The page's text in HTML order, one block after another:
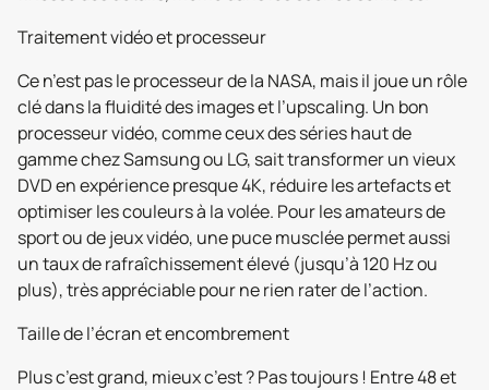
Traitement vidéo et processeur
Ce n’est pas le processeur de la NASA, mais il joue un rôle
clé dans la fluidité des images et l’upscaling. Un bon
processeur vidéo, comme ceux des séries haut de
gamme chez Samsung ou LG, sait transformer un vieux
DVD en expérience presque 4K, réduire les artefacts et
optimiser les couleurs à la volée. Pour les amateurs de
sport ou de jeux vidéo, une puce musclée permet aussi
un taux de rafraîchissement élevé (jusqu’à 120 Hz ou
plus), très appréciable pour ne rien rater de l’action.
Taille de l’écran et encombrement
Plus c’est grand, mieux c’est ? Pas toujours ! Entre 48 et